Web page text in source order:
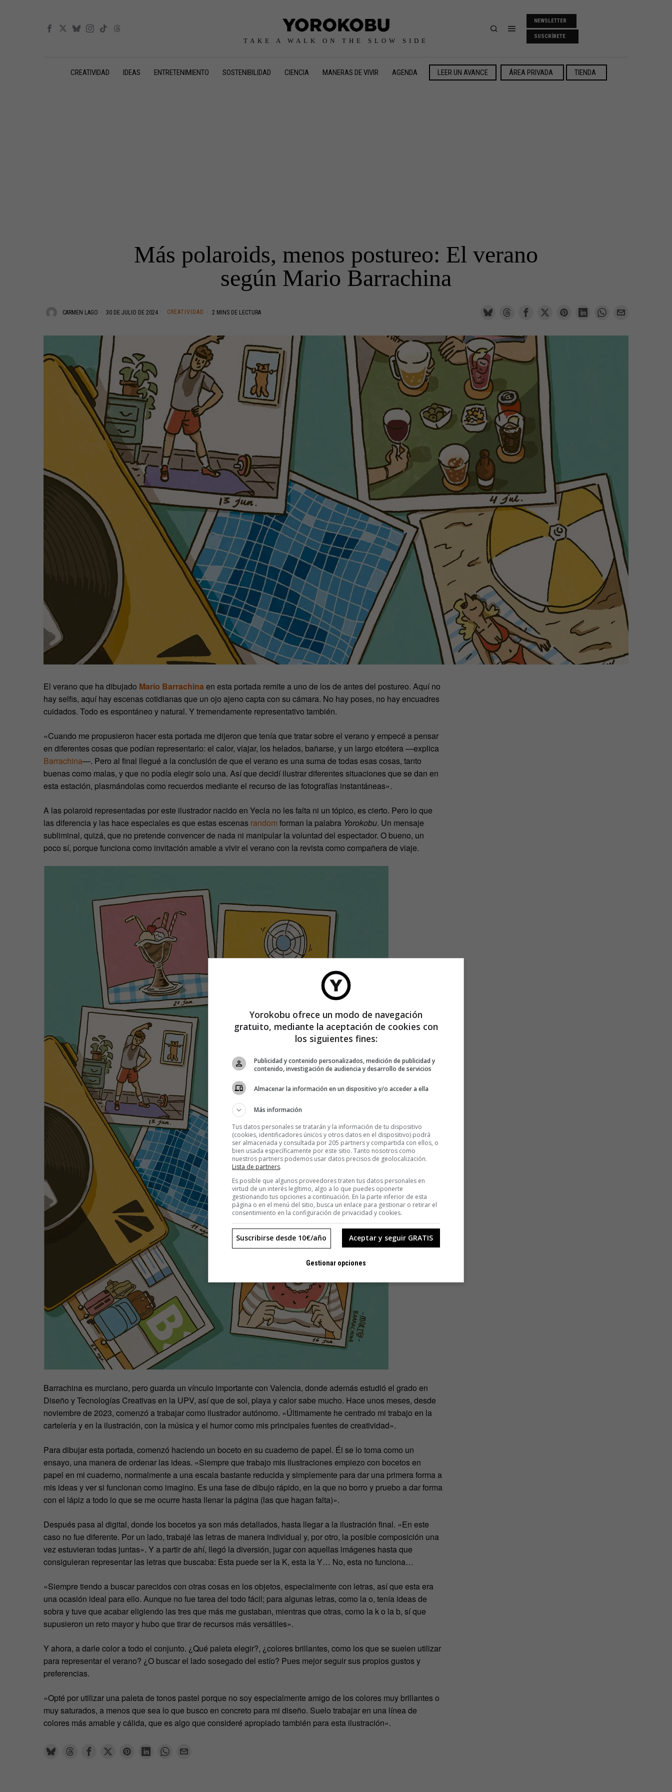
TAKE A WALK ON THE SLOW SIDE
NEWSLETTER
SUSCRÍBETE
CREATIVIDAD IDEAS ENTRETENIMIENTO SOSTENIBILIDAD CIENCIA MANERAS DE VIVIR AGENDA LEER UN AVANCE ÁREA PRIVADA TIENDA
Más polaroids, menos postureo: El verano
según Mario Barrachina
CARMEN LAGO 30 DE JULIO DE 2024 CREATIVIDAD 2 MINS DE LECTURA
El verano que ha dibujado Mario Barrachina en esta portada remite a uno de los de antes del postureo. Aquí no
hay selfis, aquí hay escenas cotidianas que un ojo ajeno capta con su cámara. No hay poses, no hay encuadres
cuidados. Todo es espontáneo y natural. Y tremendamente representativo también.
«Cuando me propusieron hacer esta portada me dijeron que tenía que tratar sobre el verano y empecé a pensar
en diferentes cosas que podían representarlo: el calor, viajar, los helados, bañarse, y un largo etcétera —explica
Barrachina—. Pero al final llegué a la conclusión de que el verano es una suma de todas esas cosas, tanto
buenas como malas, y que no podía elegir solo una. Así que decidí ilustrar diferentes situaciones que se dan en
esta estación, plasmándolas como recuerdos mediante el recurso de las fotografías instantáneas».
A las polaroid representadas por este ilustrador nacido en Yecla no les falta ni un tópico, es cierto. Pero lo que
las diferencia y las hace especiales es que estas escenas random forman la palabra Yorokobu. Un mensaje
subliminal, quizá, que no pretende convencer de nada ni manipular la voluntad del espectador. O bueno, un
poco sí, porque funciona como invitación amable a vivir el verano con la revista como compañera de viaje.
Barrachina es murciano, pero guarda un vínculo importante con Valencia, donde además estudió el grado en
Diseño y Tecnologías Creativas en la UPV, así que de sol, playa y calor sabe mucho. Hace unos meses, desde
noviembre de 2023, comenzó a trabajar como ilustrador autónomo. «Últimamente he centrado mi trabajo en la
cartelería y en la ilustración, con la música y el humor como mis principales fuentes de creatividad».
Para dibujar esta portada, comenzó haciendo un boceto en su cuaderno de papel. Él se lo toma como un
ensayo, una manera de ordenar las ideas. «Siempre que trabajo mis ilustraciones empiezo con bocetos en
papel en mi cuaderno, normalmente a una escala bastante reducida y simplemente para dar una primera forma a
mis ideas y ver si funcionan como imagino. Es una fase de dibujo rápido, en la que no borro y pruebo a dar forma
con el lápiz a todo lo que se me ocurre hasta llenar la página (las que hagan falta)».
Después pasa al digital, donde los bocetos ya son más detallados, hasta llegar a la ilustración final. «En este
caso no fue diferente. Por un lado, trabajé las letras de manera individual y, por otro, la posible composición una
vez estuvieran todas juntas». Y a partir de ahí, llegó la diversión, jugar con aquellas imágenes hasta que
consiguieran representar las letras que buscaba: Esta puede ser la K, esta la Y… No, esta no funciona…
«Siempre tiendo a buscar parecidos con otras cosas en los objetos, especialmente con letras, así que esta era
una ocasión ideal para ello. Aunque no fue tarea del todo fácil; para algunas letras, como la o, tenía ideas de
sobra y tuve que acabar eligiendo las tres que más me gustaban, mientras que otras, como la k o la b, sí que
supusieron un reto mayor y hubo que tirar de recursos más versátiles».
Y ahora, a darle color a todo el conjunto. ¿Qué paleta elegir?, ¿colores brillantes, como los que se suelen utilizar
para representar el verano? ¿O buscar el lado sosegado del estío? Pues mejor seguir sus propios gustos y
preferencias.
«Opté por utilizar una paleta de tonos pastel porque no soy especialmente amigo de los colores muy brillantes o
muy saturados, a menos que sea lo que busco en concreto para mi diseño. Suelo trabajar en una línea de
colores más amable y cálida, que es algo que consideré apropiado también para esta ilustración».
Yorokobu ofrece un modo de navegación
gratuito, mediante la aceptación de cookies con
los siguientes fines:
Publicidad y contenido personalizados, medición de publicidad y
contenido, investigación de audiencia y desarrollo de servicios
Almacenar la información en un dispositivo y/o acceder a ella
Más información
Tus datos personales se tratarán y la información de tu dispositivo
(cookies, identificadores únicos y otros datos en el dispositivo) podrá
ser almacenada y consultada por 205 partners y compartida con ellos, o
bien usada específicamente por este sitio. Tanto nosotros como
nuestros partners podemos usar datos precisos de geolocalización.
Lista de partners.
Es posible que algunos proveedores traten tus datos personales en
virtud de un interés legítimo, algo a lo que puedes oponerte
gestionando tus opciones a continuación. En la parte inferior de esta
página o en el menú del sitio, busca un enlace para gestionar o retirar el
consentimiento en la configuración de privacidad y cookies.
Aceptar y seguir GRATIS
Suscribirse desde 10€/año
Gestionar opciones